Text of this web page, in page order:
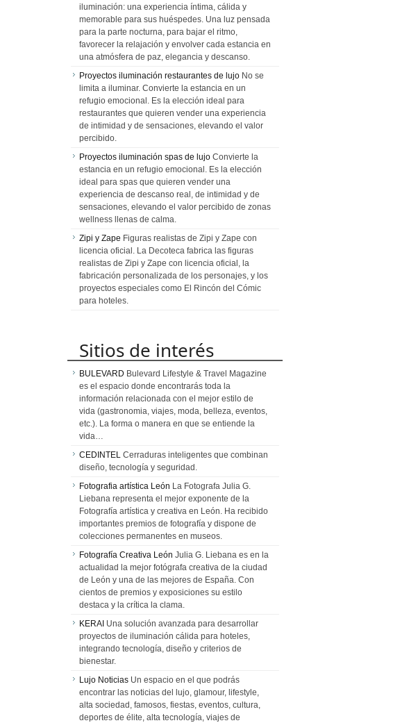
iluminación: una experiencia íntima, cálida y
memorable para sus huéspedes. Una luz pensada
para la parte nocturna, para bajar el ritmo,
favorecer la relajación y envolver cada estancia en
una atmósfera de paz, elegancia y descanso.
Proyectos iluminación restaurantes de lujo No se
limita a iluminar. Convierte la estancia en un
refugio emocional. Es la elección ideal para
restaurantes que quieren vender una experiencia
de intimidad y de sensaciones, elevando el valor
percibido.
Proyectos iluminación spas de lujo Convierte la
estancia en un refugio emocional. Es la elección
ideal para spas que quieren vender una
experiencia de descanso real, de intimidad y de
sensaciones, elevando el valor percibido de zonas
wellness llenas de calma.
Zipi y Zape Figuras realistas de Zipi y Zape con
licencia oficial. La Decoteca fabrica las figuras
realistas de Zipi y Zape con licencia oficial, la
fabricación personalizada de los personajes, y los
proyectos especiales como El Rincón del Cómic
para hoteles.
Sitios de interés
BULEVARD Bulevard Lifestyle & Travel Magazine
es el espacio donde encontrarás toda la
información relacionada con el mejor estilo de
vida (gastronomia, viajes, moda, belleza, eventos,
etc.). La forma o manera en que se entiende la
vida…
CEDINTEL Cerraduras inteligentes que combinan
diseño, tecnología y seguridad.
Fotografia artística León La Fotografa Julia G.
Liebana representa el mejor exponente de la
Fotografía artística y creativa en León. Ha recibido
importantes premios de fotografía y dispone de
colecciones permanentes en museos.
Fotografía Creativa León Julia G. Liebana es en la
actualidad la mejor fotógrafa creativa de la ciudad
de León y una de las mejores de España. Con
cientos de premios y exposiciones su estilo
destaca y la crítica la clama.
KERAI Una solución avanzada para desarrollar
proyectos de iluminación cálida para hoteles,
integrando tecnología, diseño y criterios de
bienestar.
Lujo Noticias Un espacio en el que podrás
encontrar las noticias del lujo, glamour, lifestyle,
alta sociedad, famosos, fiestas, eventos, cultura,
deportes de élite, alta tecnología, viajes de